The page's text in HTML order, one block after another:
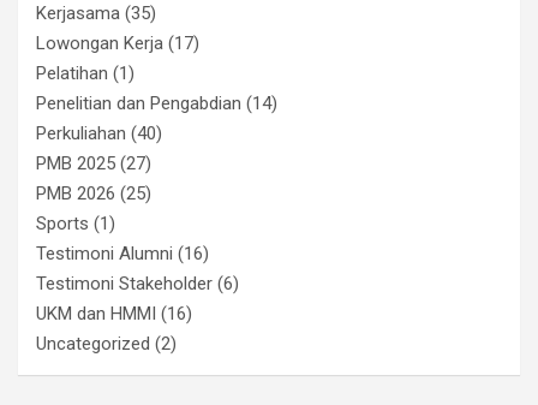
Kerjasama (35)
Lowongan Kerja (17)
Pelatihan (1)
Penelitian dan Pengabdian (14)
Perkuliahan (40)
PMB 2025 (27)
PMB 2026 (25)
Sports (1)
Testimoni Alumni (16)
Testimoni Stakeholder (6)
UKM dan HMMI (16)
Uncategorized (2)